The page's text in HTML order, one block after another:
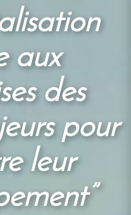
aux
des
pour
leur